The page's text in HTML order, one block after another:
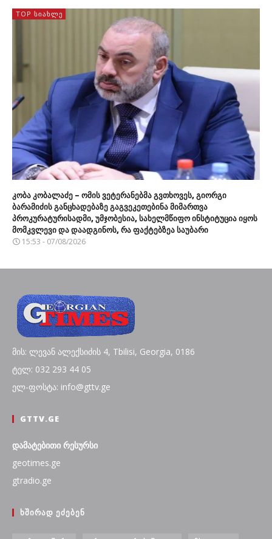
TOP ᲡᲘᲐᲮᲚᲔ
კობა კობალაძე – ომის ვეტერანებმა გვთხოვეს, გიორგი
ბარამიძის განცხადებაზე გაგვეკეთებინა მიმართვა
პროკურატურისადმი, უმჯობესია, სახელმწიფო ინსტიტუცია იყოს
მომკვლევი და დაადგინოს, რა ფაქტებზეა საუბარი
15:53 - 07/08/2026
მის: ლევან ალექსიძის 4, Tbilisi, Georgia, 0186
ტელ: 032 293 44 05
ელ-ფოსტა: info@gttv.ge
GTTV.GE
დამატებითი რესურსი
geotimes.ge
gtradio.ge
ᲮᲨᲘᲠᲐᲓ ᲔᲫᲔᲑᲔᲜ